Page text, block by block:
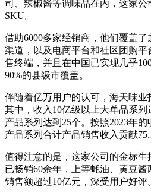
司、辣椒酱等调味品在内，这家公
SKU。
借助6000多家经销商，他们覆盖
渠道，以及电商平台和社区团购平
售终端，并且在中国已实现几乎
90%的县级市覆盖。
伴随着亿万用户的认可，海天味业
其中，收入10亿级以上大单品系列
产品系列达到25个。按照2023年
产品系列合计产品销售收入贡献
值得注意的是，这家公司的金标生
已畅销60余年，上等蚝油、黄豆
销售额超过10亿元，深受用户好评